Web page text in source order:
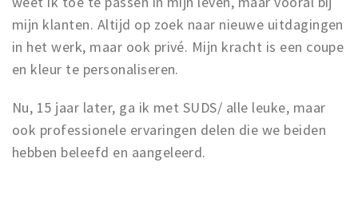
Inloggen
mijn klanten. Altijd op zoek naar nieuwe uitdagingen
in het werk, maar ook privé. Mijn kracht is een coupe
en kleur te personaliseren.
Nu, 15 jaar later, ga ik met SUDS/ alle leuke, maar
ook professionele ervaringen delen die we beiden
hebben beleefd en aangeleerd.